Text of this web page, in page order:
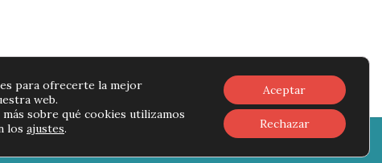
Contacto
para ofrecerte la mejor
web.
sobre qué cookies utilizamos
los ajustes.
Aceptar
Rechazar